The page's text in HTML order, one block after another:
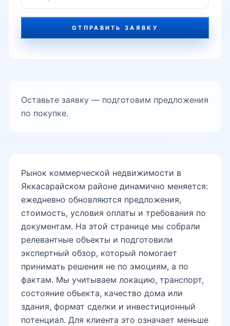
Bobur Street
ОТПРАВИТЬ ЗАЯВКУ
Оставьте заявку — подготовим предложения
по покупке.
Рынок коммерческой недвижимости в
Яккасарайском районе динамично меняется:
ежедневно обновляются предложения,
стоимость, условия оплаты и требования по
документам. На этой странице мы собрали
релевантные объекты и подготовили
экспертный обзор, который помогает
принимать решения не по эмоциям, а по
фактам. Мы учитываем локацию, транспорт,
состояние объекта, качество дома или
здания, формат сделки и инвестиционный
потенциал. Для клиента это означает меньше